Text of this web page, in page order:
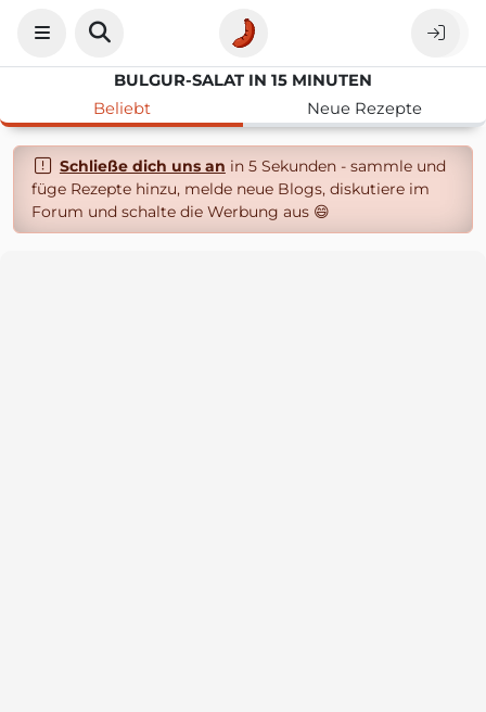
BULGUR-SALAT IN 15 MINUTEN
Beliebt
Neue Rezepte
Schließe dich uns an in 5 Sekunden - sammle und
füge Rezepte hinzu, melde neue Blogs, diskutiere im
Forum und schalte die Werbung aus 😄